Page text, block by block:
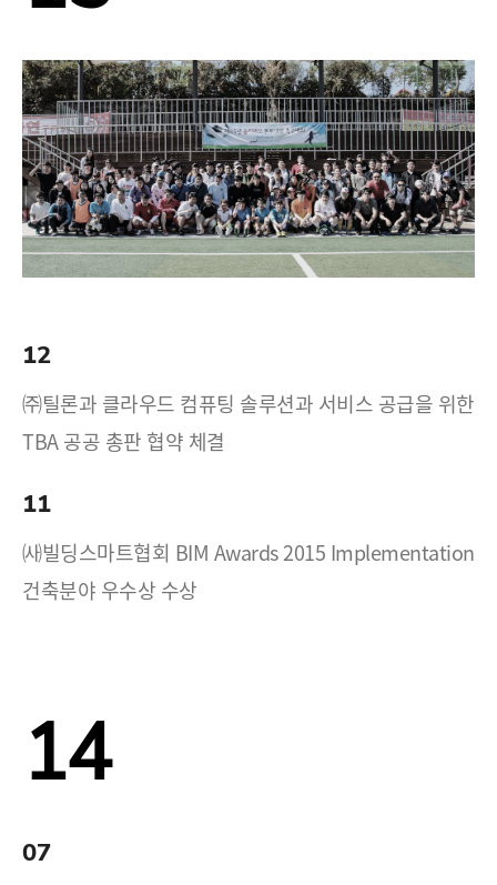
12
㈜틸론과 클라우드 컴퓨팅 솔루션과 서비스 공급을 위한
TBA 공공 총판 협약 체결
11
㈔빌딩스마트협회 BIM Awards 2015 Implementation
건축분야 우수상 수상
14
07